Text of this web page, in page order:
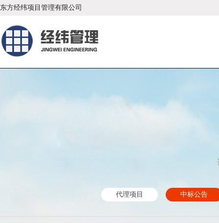
东方经纬项目管理有限公司
代理项目 中标公告